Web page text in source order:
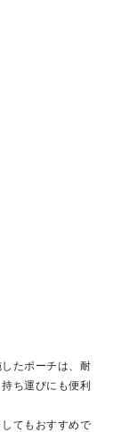
たポーチは、耐
ち運びにも便利
てもおすすめで